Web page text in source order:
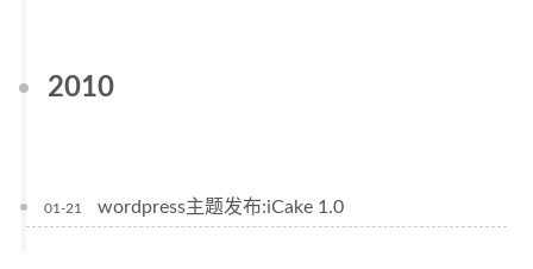
2010
01-21 wordpress主题发布:iCake 1.0